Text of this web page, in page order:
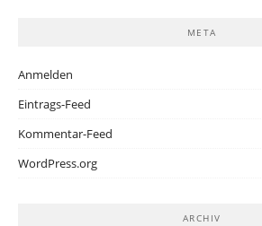
META
Anmelden
Eintrags-Feed
Kommentar-Feed
WordPress.org
ARCHIV